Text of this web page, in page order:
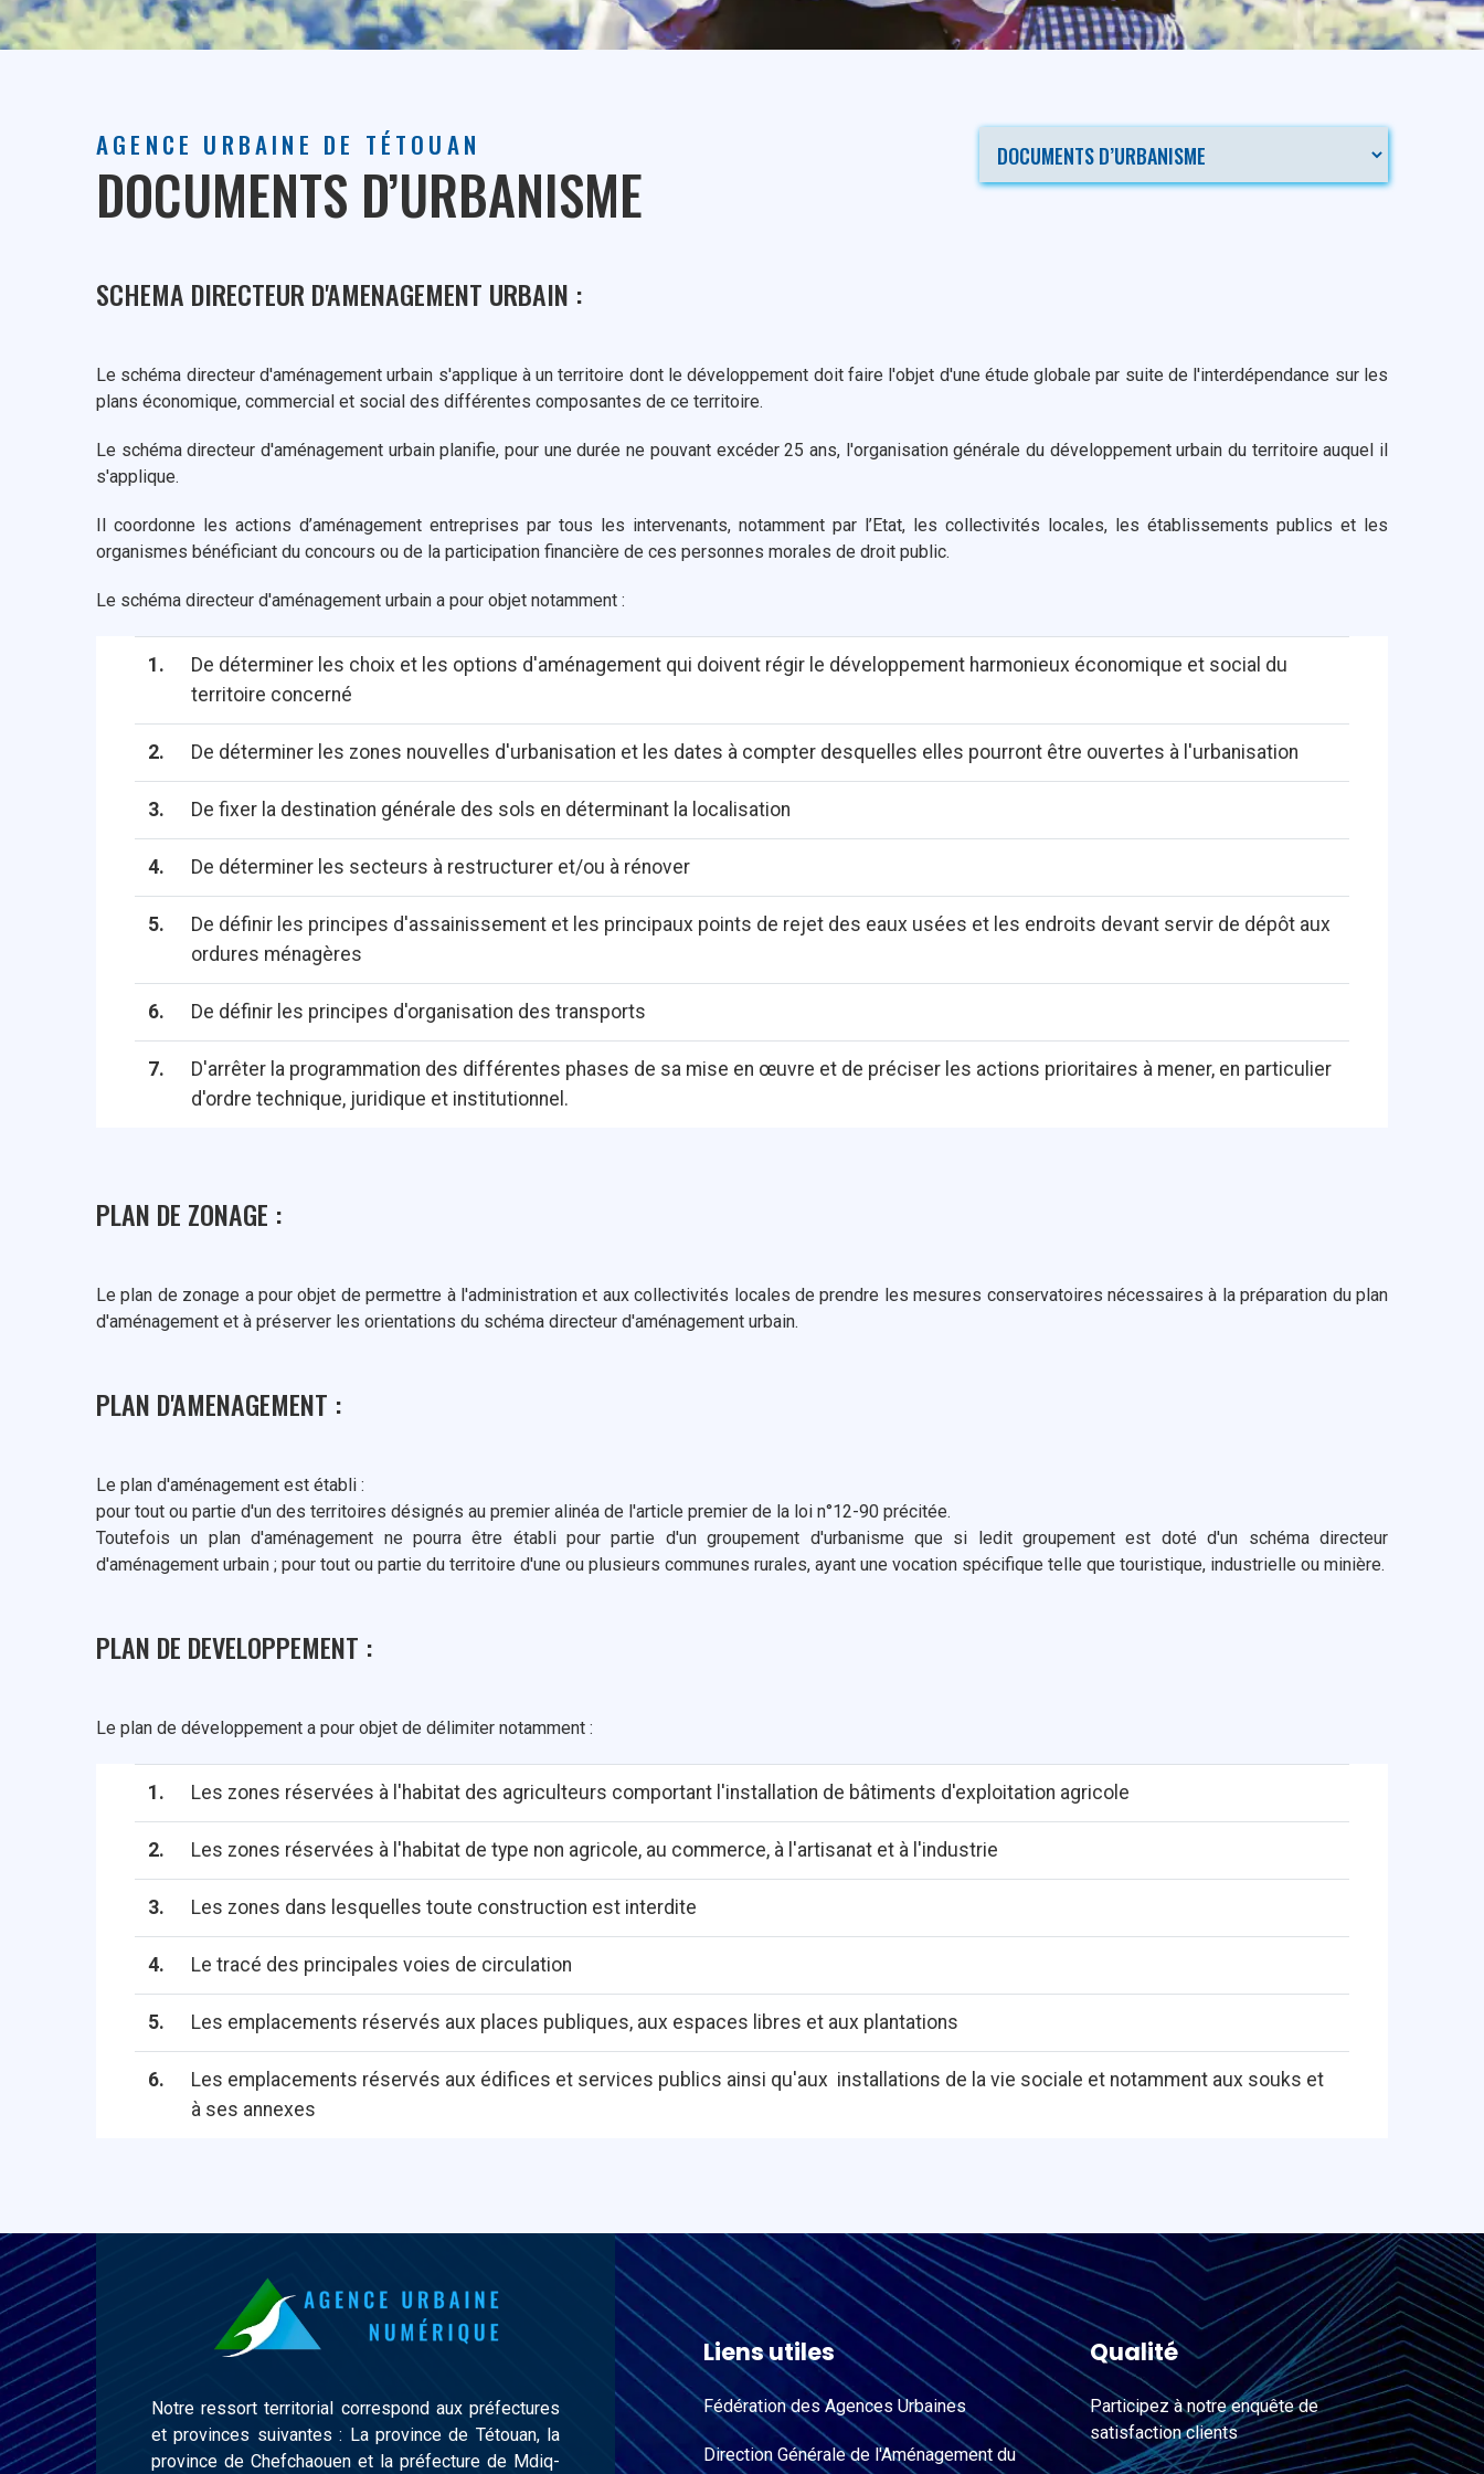
AGENCE URBAINE DE TÉTOUAN
DOCUMENTS D’URBANISME
SCHEMA DIRECTEUR D'AMENAGEMENT URBAIN :
Le schéma directeur d'aménagement urbain s'applique à un territoire dont le développement doit faire l'objet d'une étude globale par suite de l'interdépendance sur les
plans économique, commercial et social des différentes composantes de ce territoire.
Le schéma directeur d'aménagement urbain planifie, pour une durée ne pouvant excéder 25 ans, l'organisation générale du développement urbain du territoire auquel il
s'applique.
Il coordonne les actions d’aménagement entreprises par tous les intervenants, notamment par l’Etat, les collectivités locales, les établissements publics et les
organismes bénéficiant du concours ou de la participation financière de ces personnes morales de droit public.
Le schéma directeur d'aménagement urbain a pour objet notamment :
1.
De déterminer les choix et les options d'aménagement qui doivent régir le développement harmonieux économique et social du
territoire concerné
2. De déterminer les zones nouvelles d'urbanisation et les dates à compter desquelles elles pourront être ouvertes à l'urbanisation
3. De fixer la destination générale des sols en déterminant la localisation
4. De déterminer les secteurs à restructurer et/ou à rénover
5.
De définir les principes d'assainissement et les principaux points de rejet des eaux usées et les endroits devant servir de dépôt aux
ordures ménagères
6. De définir les principes d'organisation des transports
7.
D'arrêter la programmation des différentes phases de sa mise en œuvre et de préciser les actions prioritaires à mener, en particulier
d'ordre technique, juridique et institutionnel.
PLAN DE ZONAGE :
Le plan de zonage a pour objet de permettre à l'administration et aux collectivités locales de prendre les mesures conservatoires nécessaires à la préparation du plan
d'aménagement et à préserver les orientations du schéma directeur d'aménagement urbain.
PLAN D'AMENAGEMENT :
Le plan d'aménagement est établi :
pour tout ou partie d'un des territoires désignés au premier alinéa de l'article premier de la loi n°12-90 précitée.
Toutefois un plan d'aménagement ne pourra être établi pour partie d'un groupement d'urbanisme que si ledit groupement est doté d'un schéma directeur
d'aménagement urbain ; pour tout ou partie du territoire d'une ou plusieurs communes rurales, ayant une vocation spécifique telle que touristique, industrielle ou minière.
PLAN DE DEVELOPPEMENT :
Le plan de développement a pour objet de délimiter notamment :
1. Les zones réservées à l'habitat des agriculteurs comportant l'installation de bâtiments d'exploitation agricole
2. Les zones réservées à l'habitat de type non agricole, au commerce, à l'artisanat et à l'industrie
3. Les zones dans lesquelles toute construction est interdite
4. Le tracé des principales voies de circulation
5. Les emplacements réservés aux places publiques, aux espaces libres et aux plantations
6.
Les emplacements réservés aux édifices et services publics ainsi qu'aux installations de la vie sociale et notamment aux souks et
à ses annexes
Notre ressort territorial correspond aux préfectures
et provinces suivantes : La province de Tétouan, la
province de Chefchaouen et la préfecture de Mdiq-
Liens utiles
Fédération des Agences Urbaines
Direction Générale de l'Aménagement du
Qualité
Participez à notre enquête de
satisfaction clients